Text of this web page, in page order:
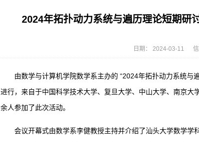
2024年拓扑动力系统与遍历理论短期研
日期： 2024-03-11
由数学与计算机学院数学系主办的 “2024年拓扑动力系统
进行，来自于中国科学技术大学、复旦大学、中山大学、南京
余人参加了此次活动。
会议开幕式由数学系李健教授主持并介绍了汕头大学数学